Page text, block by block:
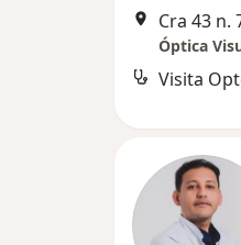
Cra 43 n.
Óptica
Visita